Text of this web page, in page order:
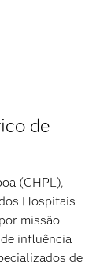
de
(CHPL),
Hospitais
missão
influência
de